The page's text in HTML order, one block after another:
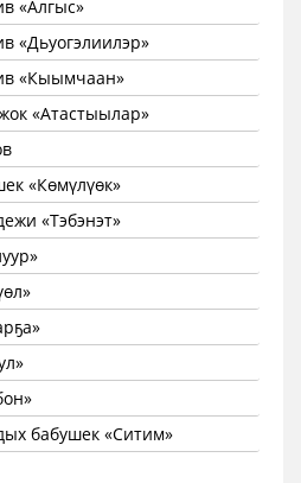
«Алгыс»
«Дьуогэлиилэр»
«Кыымчаан»
«Атастыылар»
«Көмүлүөк»
«Тэбэнэт»
бабушек «Ситим»